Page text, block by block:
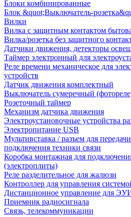
Блоки комбинированные
Блок &quot;Выключатель-
Вилки
Вилка с защитным контактом
Вилка/розетка без защитного
Датчики движения, детекторы
Таймер электронный для
Реле времени механическое для
устройств
Датчик движения комплектный
Выключатель сумеречный
Розеточный таймер
Механизм датчика движения
Электроустановочные устройства
Электропитание USB
Мультивставка / разъем для
подключения техники связи
Коробка монтажная для
(электроплиты)
Реле разделительное для жалюзи
Контроллер для управления
Дистанционное управление для
Приемник радиосигнала
Связь, телекоммуникации